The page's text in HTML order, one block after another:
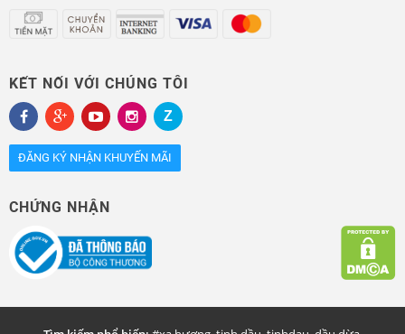
KẾT NỐI VỚI CHÚNG TÔI
ĐĂNG KÝ NHẬN KHUYẾN MÃI
CHỨNG NHẬN